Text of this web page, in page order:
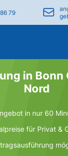
79
in Bonn
Nord
in nur 60
für Privat &